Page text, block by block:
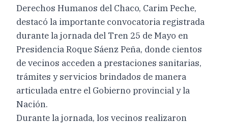
Derechos Humanos del Chaco, Carim Peche,
destacó la importante convocatoria registrada
durante la jornada del Tren 25 de Mayo en
Presidencia Roque Sáenz Peña, donde cientos
de vecinos acceden a prestaciones sanitarias,
trámites y servicios brindados de manera
articulada entre el Gobierno provincial y la
Nación.
Durante la jornada, los vecinos realizaron